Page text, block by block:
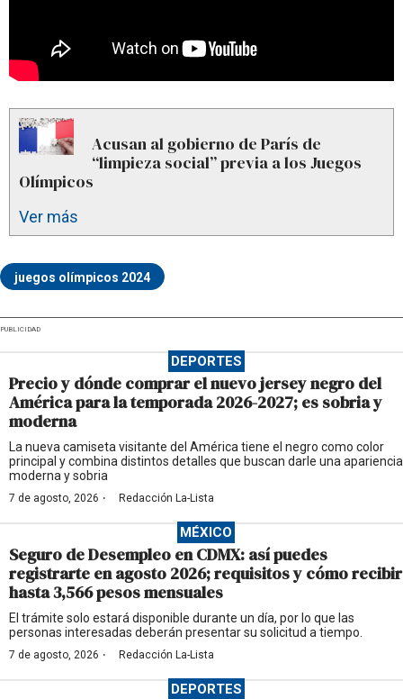
Acusan al gobierno de París de
“limpieza social” previa a los Juegos
Olímpicos
Ver más
juegos olímpicos 2024
PUBLICIDAD
DEPORTES
Precio y dónde comprar el nuevo jersey negro del
América para la temporada 2026-2027; es sobria y
moderna
La nueva camiseta visitante del América tiene el negro como color
principal y combina distintos detalles que buscan darle una apariencia
moderna y sobria
7 de agosto, 2026 · Redacción La-Lista
MÉXICO
Seguro de Desempleo en CDMX: así puedes
registrarte en agosto 2026; requisitos y cómo recibir
hasta 3,566 pesos mensuales
El trámite solo estará disponible durante un día, por lo que las
personas interesadas deberán presentar su solicitud a tiempo.
7 de agosto, 2026 · Redacción La-Lista
DEPORTES